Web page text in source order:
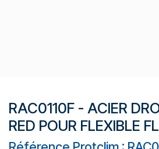
RAC0110F - ACIER
RED POUR FLEXIBLE